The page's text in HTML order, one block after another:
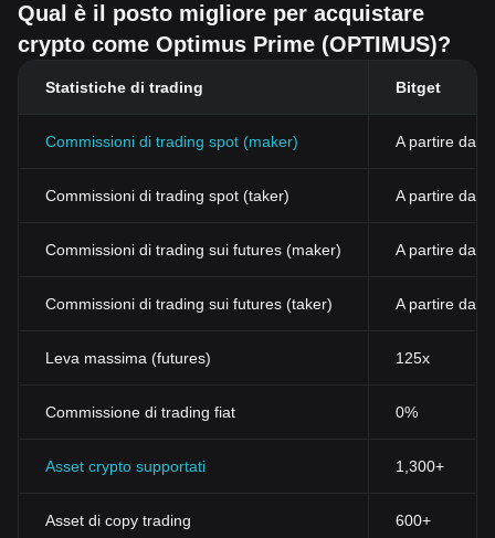
Qual è il posto migliore per acquistare
crypto come Optimus Prime (OPTIMUS)?
Statistiche di trading Bitget
Commissioni di trading spot (maker) A partire dallo
Commissioni di trading spot (taker) A partire
Commissioni di trading sui futures (maker) A partire dallo
Commissioni di trading sui futures (taker) A partire
Leva massima (futures) 125x
Commissione di trading fiat 0%
Asset crypto supportati 1,300+
Asset di copy trading 600+